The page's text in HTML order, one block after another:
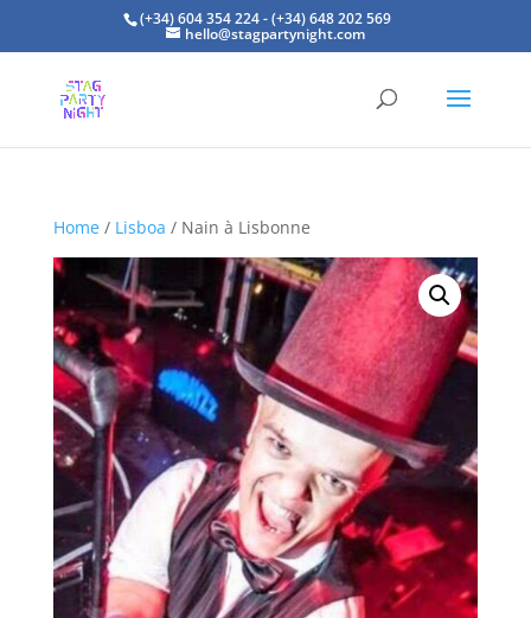
(+34) 604 354 224 - (+34) 648 202 569
hello@stagpartynight.com
Home/ Lisboa / Nain à Lisbonne